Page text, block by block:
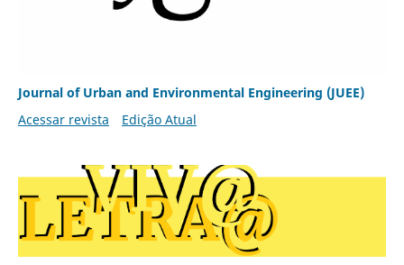
Journal of Urban and Environmental Engineering (JUEE)
Acessar revista
Edição Atual